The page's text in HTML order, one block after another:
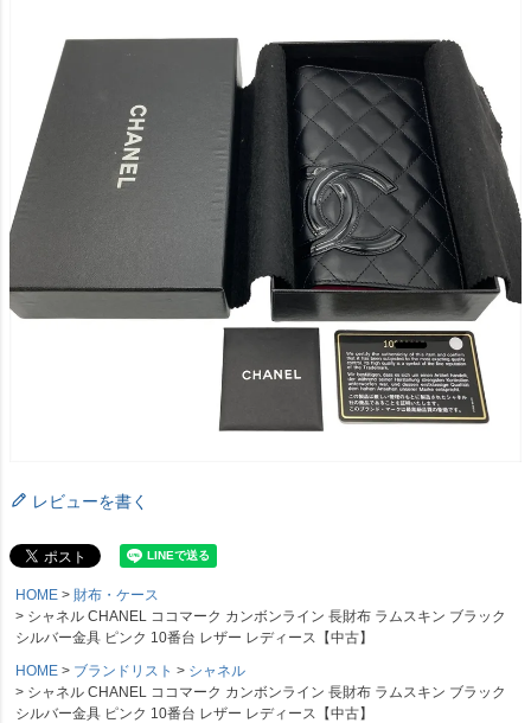
レビューを書く
HOME
財布・ケース
シャネル CHANEL ココマーク カンボンライン 長財布 ラムスキン ブラック
シルバー金具 ピンク 10番台 レザー レディース【中古】
HOME
ブランドリスト
シャネル
シャネル CHANEL ココマーク カンボンライン 長財布 ラムスキン ブラック
シルバー金具 ピンク 10番台 レザー レディース【中古】